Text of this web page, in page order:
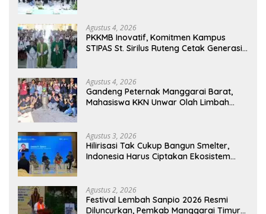
Agustus 4, 2026
PKKMB Inovatif, Komitmen Kampus
STIPAS St. Sirilus Ruteng Cetak Generasi
Agustus 4, 2026
Gandeng Peternak Manggarai Barat,
Mahasiswa KKN Unwar Olah Limbah
Agustus 3, 2026
Hilirisasi Tak Cukup Bangun Smelter,
Indonesia Harus Ciptakan Ekosistem
Agustus 2, 2026
Festival Lembah Sanpio 2026 Resmi
Diluncurkan, Pemkab Manggarai Timur